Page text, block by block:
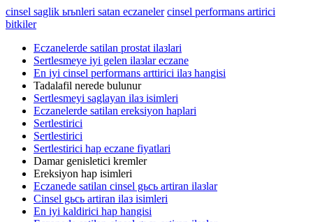
cinsel saglik ьrьnleri satan eczaneler cinsel performans artirici
bitkiler
Eczanelerde satilan prostat ilaзlari
Sertlesmeye iyi gelen ilaзlar eczane
En iyi cinsel performans arttirici ilaз hangisi
Tadalafil nerede bulunur
Sertlesmeyi saglayan ilaз isimleri
Eczanelerde satilan ereksiyon haplari
Sertlestirici
Sertlestirici
Sertlestirici hap eczane fiyatlari
Damar genisletici kremler
Ereksiyon hap isimleri
Eczanede satilan cinsel gьcь artiran ilaзlar
Cinsel gьcь artiran ilaз isimleri
En iyi kaldirici hap hangisi